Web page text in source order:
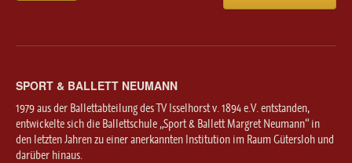
SPORT & BALLETT NEUMANN
1979 aus der Ballettabteilung des TV Isselhorst v. 1894 e.V. entstanden,
entwickelte sich die Ballettschule „Sport & Ballett Margret Neumann“ in
den letzten Jahren zu einer anerkannten Institution im Raum Gütersloh und
darüber hinaus.